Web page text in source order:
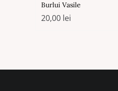
Burlui Vasile
20,00 lei